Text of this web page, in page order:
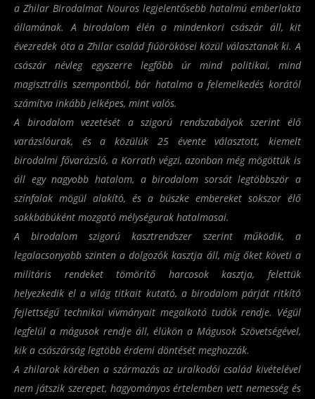
a Zhilar Birodalmat Nouros legjelentősebb hatalmú emberlakta
államának. A birodalom élén a mindenkori császár áll, kit
évezredek óta a Zhilar család fiúörökösei közül választanak ki. A
császár névleg egyszerre legfőbb úr mind politikai, mind
magisztrális szempontból, bár hatalma a felemelkedés korától
számítva inkább jelképes, mint valós.
A birodalom vezetését a szigorú rendszabályok szerint élő
varázslóurak, és a közülük 25 évente választott, kiemelt
birodalmi fővarázsló, a Korrath végzi, azonban még mögöttük is
áll egy nagyobb hatalom, a birodalom sorsát legtöbbször a
színfalak mögül alakító, és a büszke embereket sokszor élő
sakkbábúként mozgató mélységurak hatalmasai.
A birodalom szigorú kasztrendszer szerint működik, a
legalacsonyabb szinten adolgozók kasztja áll, míg őket követi a
militáris rendeket tömörítő harcosok kasztja, felettük
helyezkedik el a világ titkait kutató, a birodalom párját ritkító
fejlettségű technikai vívmányait megalkotó tudók rendje. Végül
legfelül a mágusok rendje áll, élükön a Mágusok Szövetségével,
kik a császárság legtöbb érdemi döntését meghozzák.
A zhilarok körében a származás az uralkodói család kivételével
nem játszik szerepet, hagyományos értelemben vett nemesség és